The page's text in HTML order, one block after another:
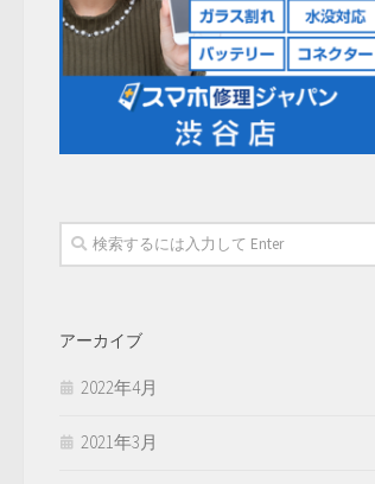
アーカイブ
2022年4月
2021年3月